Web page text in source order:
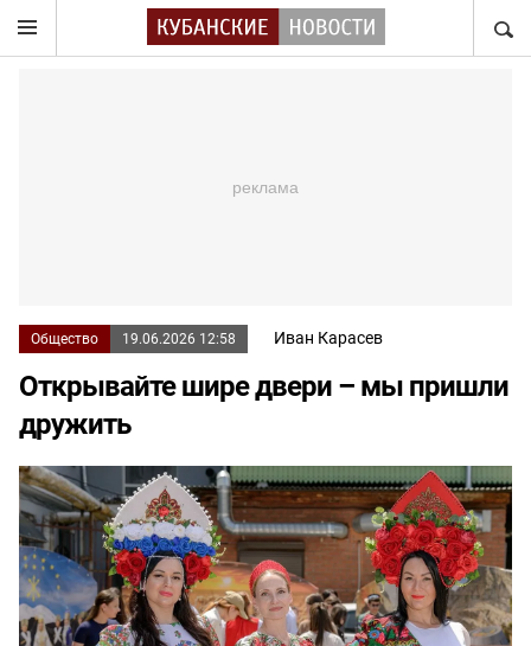
Общество 19.06.2026 12:58 Иван Карасев
Открывайте шире двери – мы пришли
дружить